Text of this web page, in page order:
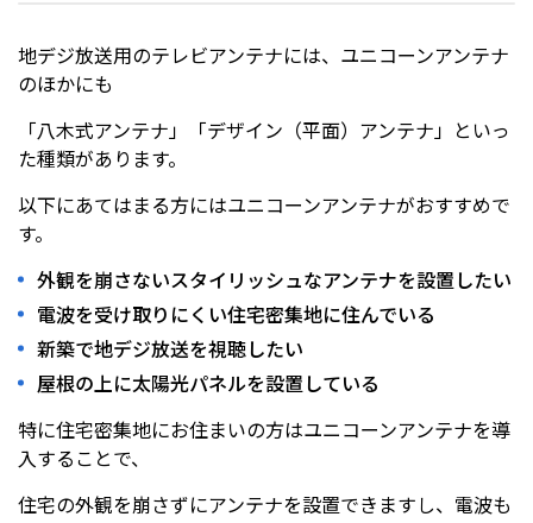
地デジ放送用のテレビアンテナには、ユニコーンアンテナ
のほかにも
「八木式アンテナ」「デザイン（平面）アンテナ」といっ
た種類があります。
以下にあてはまる方にはユニコーンアンテナがおすすめで
す。
外観を崩さないスタイリッシュなアンテナを設置したい
電波を受け取りにくい住宅密集地に住んでいる
新築で地デジ放送を視聴したい
屋根の上に太陽光パネルを設置している
特に住宅密集地にお住まいの方はユニコーンアンテナを導
入することで、
住宅の外観を崩さずにアンテナを設置できますし、電波も